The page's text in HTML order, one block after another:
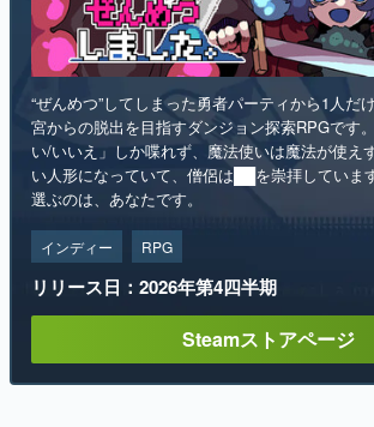
“ぜんめつ”してしまった勇者パーティから1人だ
宮からの脱出を目指すダンジョン探索RPGです
い/いいえ」しか喋れず、魔法使いは魔法が使え
い人形になっていて、僧侶は██を崇拝していま
選ぶのは、あなたです。
インディー RPG
リリース日：2026年第4四半期
1 … 3 4